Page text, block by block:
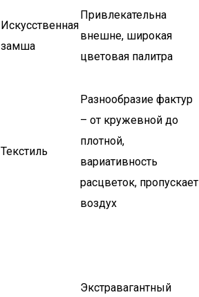
Искусственная
замша
Привлекательна
внешне, широкая
цветовая палитра
Текстиль
Разнообразие фактур
– от кружевной до
плотной,
вариативность
расцветок, пропускает
воздух
Экстравагантный